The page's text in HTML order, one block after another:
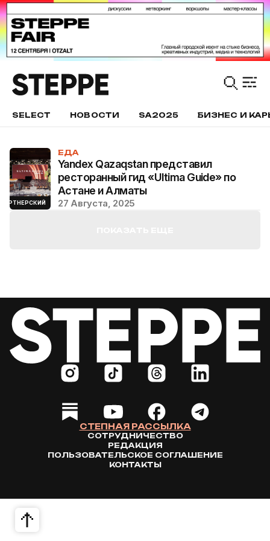
SELECT НОВОСТИ SA2025 БИЗНЕС И
ПАРТНЕРСКИЙ
ЕДА
Yandex Qazaqstan представил
ресторанный гид «Ultima Guide» по
Астане и Алматы
27 Августа, 2025
СТЕПНАЯ РАССЫЛКА
СОТРУДНИЧЕСТВО
РЕДАКЦИЯ
ПОЛЬЗОВАТЕЛЬСКОЕ СОГЛАШЕНИЕ
КОНТАКТЫ